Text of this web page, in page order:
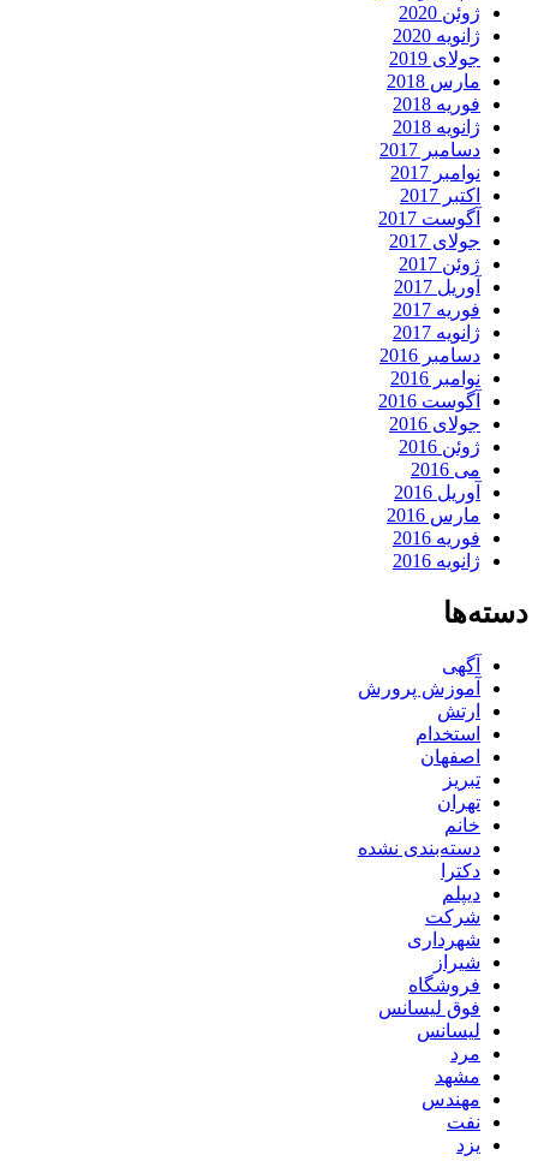
ژوئن 2020
ژانویه 2020
جولای 2019
مارس 2018
فوریه 2018
ژانویه 2018
دسامبر 2017
نوامبر 2017
اکتبر 2017
آگوست 2017
جولای 2017
ژوئن 2017
آوریل 2017
فوریه 2017
ژانویه 2017
دسامبر 2016
نوامبر 2016
آگوست 2016
جولای 2016
ژوئن 2016
می 2016
آوریل 2016
مارس 2016
فوریه 2016
ژانویه 2016
دسته‌ها
آگهی
آموزش پرورش
ارتش
استخدام
اصفهان
تبریز
تهران
خانم
دسته‌بندی نشده
دکترا
دیپلم
شرکت
شهرداری
شیراز
فروشگاه
فوق لیسانس
لیسانس
مرد
مشهد
مهندس
نفت
یزد